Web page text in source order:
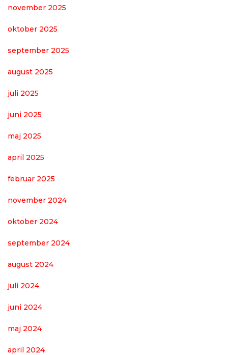
november 2025
oktober 2025
september 2025
august 2025
juli 2025
juni 2025
maj 2025
april 2025
februar 2025
november 2024
oktober 2024
september 2024
august 2024
juli 2024
juni 2024
maj 2024
april 2024